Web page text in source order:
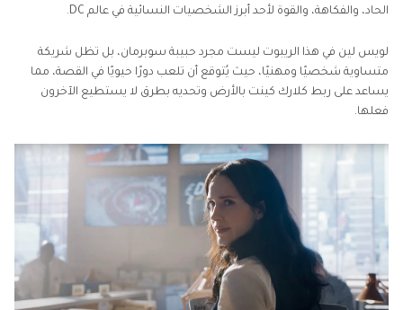
الحاد، والفكاهة، والقوة لأحد أبرز الشخصيات النسائية في عالم DC.
لويس لين في هذا الريبوت ليست مجرد حبيبة سوبرمان، بل تظل شريكة
متساوية شخصيًا ومهنيًا، حيث يُتوقع أن تلعب دورًا حيويًا في القصة، مما
يساعد على ربط كلارك كينت بالأرض وتحديه بطرق لا يستطيع الآخرون
فعلها.